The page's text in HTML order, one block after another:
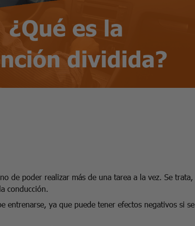
de poder realizar más de una tarea a la vez. Se trata,
conducción.
entrenarse, ya que puede tener efectos negativos si se